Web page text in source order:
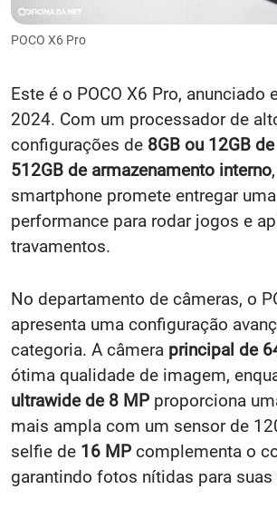
POCO X6 Pro
Este é o POCO X6 Pro, anunciado
2024. Com um processador de
configurações de 8GB ou 12GB
512GB de armazenamento interno
smartphone promete entregar
performance para rodar jogos e
travamentos.
No departamento de câmeras, o
apresenta uma configuração
categoria. A câmera principal de
ótima qualidade de imagem,
ultrawide de 8 MP proporciona
mais ampla com um sensor de
selfie de 16 MP complementa o
garantindo fotos nítidas para